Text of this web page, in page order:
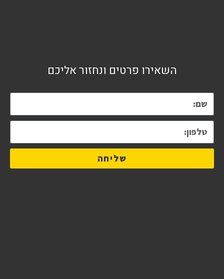
השאירו פרטים ונחזור אליכם
שליחה